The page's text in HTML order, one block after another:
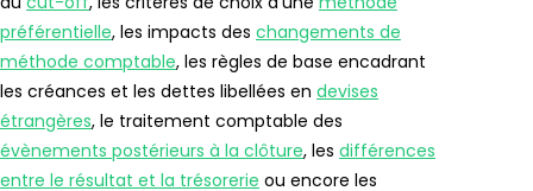
préférentielle, les impacts des changements de
méthode comptable, les règles de base encadrant
les créances et les dettes libellées en devises
étrangères, le traitement comptable des
évènements postérieurs à la clôture, les différences
entre le résultat et la trésorerie ou encore les